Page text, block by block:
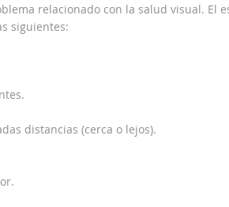
relacionado con la salud visual. El
siguientes:
distancias (cerca o lejos).